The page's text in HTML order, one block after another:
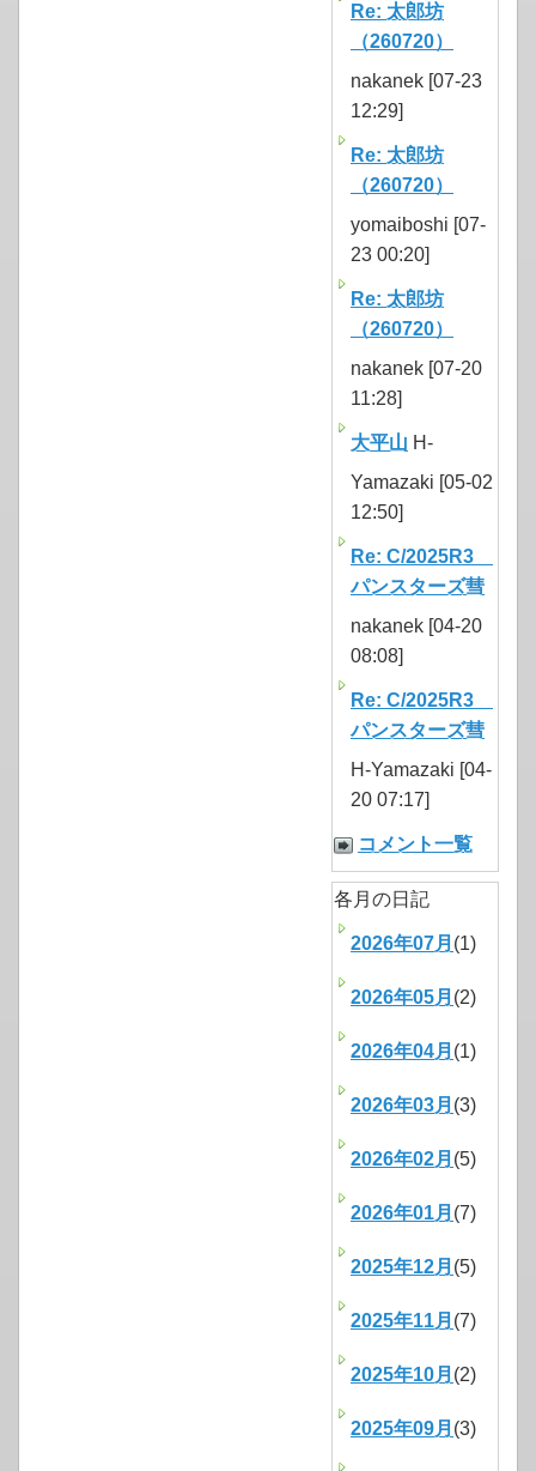
Re: 太郎坊
（260720）
nakanek [07-23
12:29]
Re: 太郎坊
（260720）
yomaiboshi [07-
23 00:20]
Re: 太郎坊
（260720）
nakanek [07-20
11:28]
大平山 H-
Yamazaki [05-02
12:50]
Re: C/2025R3
パンスターズ彗
nakanek [04-20
08:08]
Re: C/2025R3
パンスターズ彗
H-Yamazaki [04-
20 07:17]
コメント一覧
各月の日記
2026年07月 (1)
2026年05月 (2)
2026年04月 (1)
2026年03月 (3)
2026年02月 (5)
2026年01月 (7)
2025年12月 (5)
2025年11月 (7)
2025年10月 (2)
2025年09月 (3)